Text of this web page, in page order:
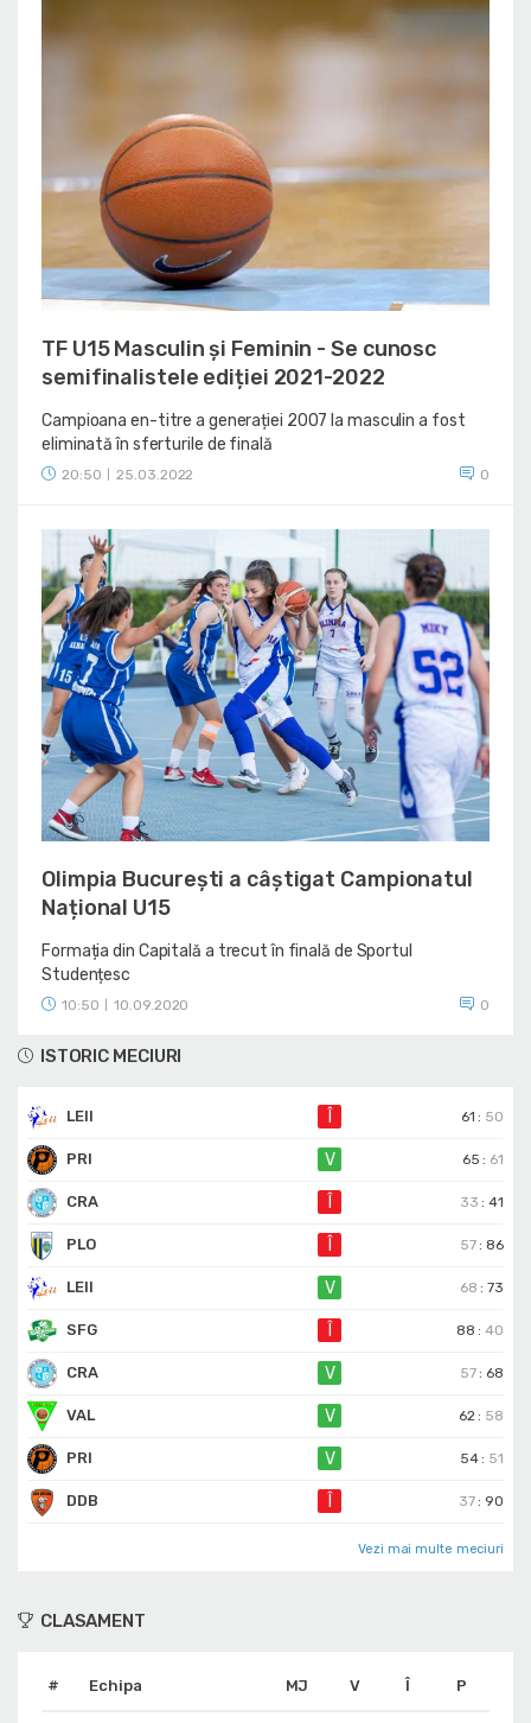
ISTORIC MECIURI
LEII 61 : 50
PRI V 65 : 61
CRA 33 :41
PLO 57 : 86
LEII V 68 :73
SFG 88 :40
CRA V 57 : 68
VAL V 62 : 58
PRI V 54 : 51
DDB 37 : 90
Vezi mai multe meciuri
TF U15 Masculin și Feminin - Se cunosc
semifinalistele ediției 2021-2022
Campioana en-titre a generației 2007 la masculin a fost
eliminată în sferturile de finală
20:50 25.03.2022 0
Olimpia București a câștigat Campionatul
Național U15
Formația din Capitală a trecut în finală de Sportul
Studențesc
10:50 10.09.2020 0
CLASAMENT
# Echipa MJ V Î P